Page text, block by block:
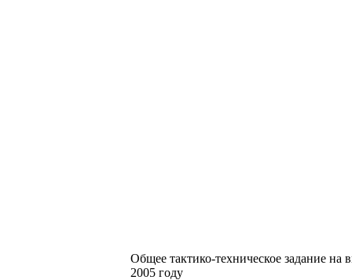
Общее тактико-техническое задание
2005 году